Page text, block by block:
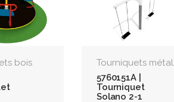
bois Tourniquets métal
5760151A |
Tourniquet
Solano 2-1